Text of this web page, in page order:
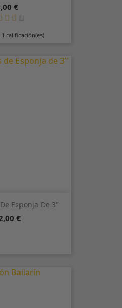
€
calificación(es)
Esponja De 3"
€